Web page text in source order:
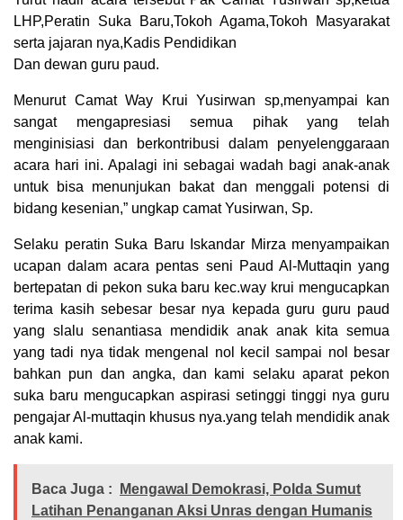
LHP,Peratin Suka Baru,Tokoh Agama,Tokoh Masyarakat
serta jajaran nya,Kadis Pendidikan
Dan dewan guru paud.
Menurut Camat Way Krui Yusirwan sp,menyampai kan
sangat mengapresiasi semua pihak yang telah
menginisiasi dan berkontribusi dalam penyelenggaraan
acara hari ini. Apalagi ini sebagai wadah bagi anak-anak
untuk bisa menunjukan bakat dan menggali potensi di
bidang kesenian,” ungkap camat Yusirwan, Sp.
Selaku peratin Suka Baru Iskandar Mirza menyampaikan
ucapan dalam acara pentas seni Paud Al-Muttaqin yang
bertepatan di pekon suka baru kec.way krui mengucapkan
terima kasih sebesar besar nya kepada guru guru paud
yang slalu senantiasa mendidik anak anak kita semua
yang tadi nya tidak mengenal nol kecil sampai nol besar
bahkan pun dan angka, dan kami selaku aparat pekon
suka baru mengucapkan aspirasi setinggi tinggi nya guru
pengajar Al-muttaqin khusus nya.yang telah mendidik anak
anak kami.
Baca Juga :
Mengawal Demokrasi, Polda Sumut
Latihan Penanganan Aksi Unras dengan Humanis